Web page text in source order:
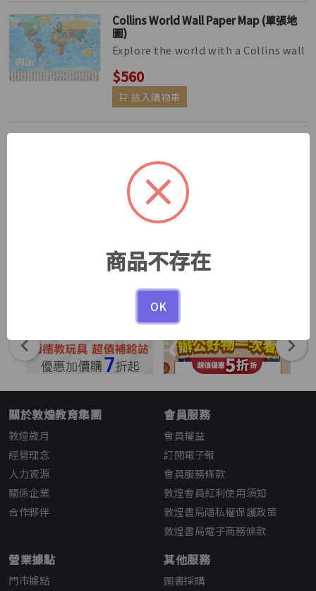
Collins World Wall Paper Map (單張地
圖)
Explore the world with a Collins wall
map Fully updated world map to
include the latest political ch...
$560
放入購物車
The Historical Atlas of the World
presents important periods and
turning points in 5,000 years of wo...
$420
放入購物車
1 / 1
關於敦煌教育集團
敦煌歲月
經營理念
人力資源
關係企業
合作夥伴
會員服務
會員權益
訂閱電子報
會員服務條款
敦煌會員紅利使用須知
敦煌書局隱私權保護政策
敦煌書局電子商務條款
營業據點
門市據點
其他服務
圖書採購
商品不存在
OK